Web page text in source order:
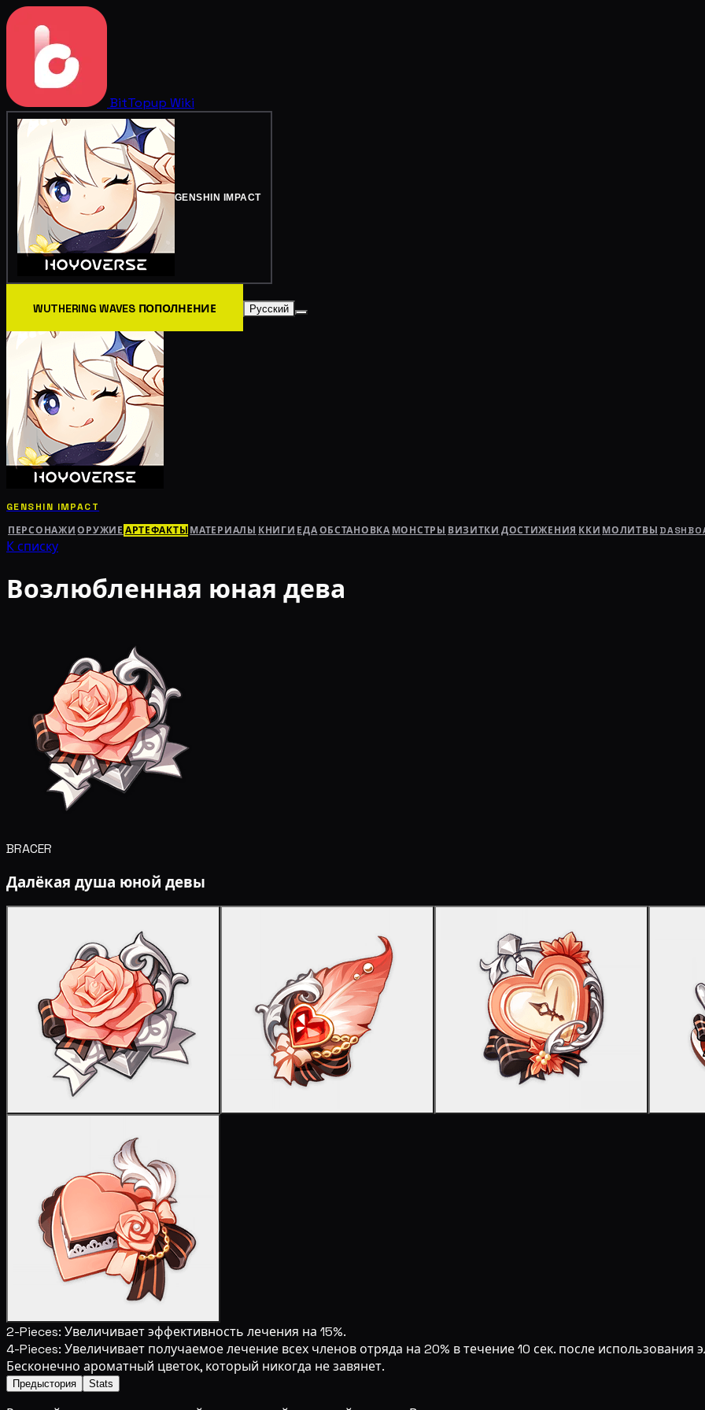
BitTopup Wiki
GENSHIN IMPACT
WUTHERING WAVES ПОПОЛНЕНИЕ Русский
GENSHIN IMPACT
ПЕРСОНАЖИ ОРУЖИЕ АРТЕФАКТЫ МАТЕРИАЛЫ КНИГИ ЕДАОБСТАНОВКА МОНСТРЫ ВИЗИТКИ ДОСТИЖЕНИЯ ККИ МОЛИТВЫ
К списку
Возлюбленная юная дева
BRACER
Далёкая душа юной девы
2-Pieces: Увеличивает эффективность лечения на 15%.
4-Pieces: Увеличивает получаемое лечение всех членов отряда на 20% в течение 10 сек. после использования
Бесконечно ароматный цветок, который никогда не завянет.
Предыстория Stats